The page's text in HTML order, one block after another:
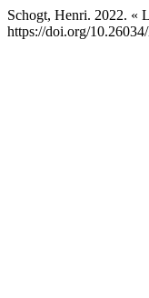
Schogt, Henri. 2022. «
https://doi.org/